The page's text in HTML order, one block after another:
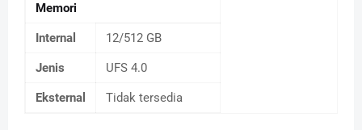
Memori
Internal 12/512 GB
Jenis UFS 4.0
Eksternal Tidak tersedia